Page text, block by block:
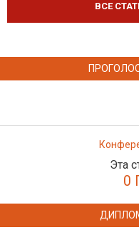
ВСЕ
Эта
0